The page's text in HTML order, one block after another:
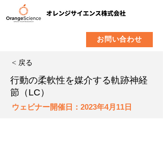
お問い合わせ
< 戻る
行動の柔軟性を媒介する軌跡神経
節（LC）
ウェビナー開催日：2023年4月11日